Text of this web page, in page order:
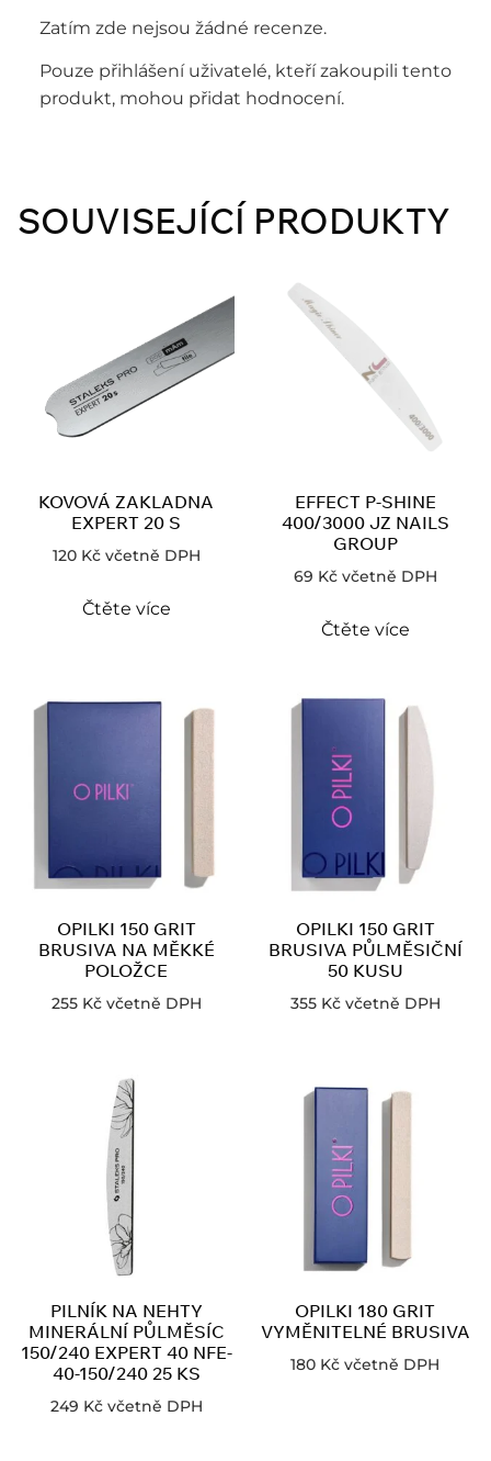
Zatím zde nejsou žádné recenze.
Pouze přihlášení uživatelé, kteří zakoupili tento
produkt, mohou přidat hodnocení.
SOUVISEJÍCÍ PRODUKTY
KOVOVÁ ZAKLADNA
EXPERT 20 S
120 Kč včetně DPH
Čtěte více
EFFECT P-SHINE
400/3000 JZ NAILS
GROUP
69 Kč včetně DPH
Čtěte více
OPILKI 150 GRIT
BRUSIVA NA MĚKKÉ
POLOŽCE
255 Kč včetně DPH
OPILKI 150 GRIT
BRUSIVA PŮLMĚSIČNÍ
50 KUSU
355 Kč včetně DPH
PILNÍK NA NEHTY
MINERÁLNÍ PŮLMĚSÍC
150/240 EXPERT 40 NFE-
40-150/240 25 KS
249 Kč včetně DPH
OPILKI 180 GRIT
VYMĚNITELNÉ BRUSIVA
180 Kč včetně DPH